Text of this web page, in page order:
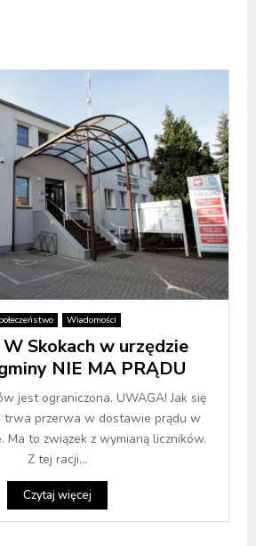
Wiadomości
Skokach w urzędzie
NIE MA PRĄDU
jest ograniczona. UWAGA! Jak się
trwa przerwa w dostawie prądu w
Ma to związek z wymianą liczników.
Z tej racji...
Czytaj więcej